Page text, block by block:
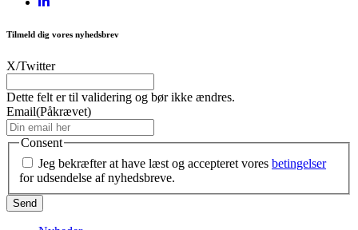
Tilmeld dig vores nyhedsbrev
X/Twitter
Dette felt er til validering og bør ikke ændres.
Email(Påkrævet)
Consent
Jeg bekræfter at have læst og accepteret vores betingelser
for udsendelse af nyhedsbreve.